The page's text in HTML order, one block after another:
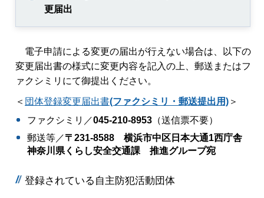
更届出
電子申請による変更の届出が行えない場合は、以下の
変更届出書の様式に変更内容を記入の上、郵送またはフ
ァクシミリにて御提出ください。
＜ 団体登録変更届出書(ファクシミリ・郵送提出用) ＞
ファクシミリ／045-210-8953 （送信票不要）
郵送等／〒231-8588 横浜市中区日本大通1西庁舎
神奈川県くらし安全交通課 推進グループ宛
登録されている自主防犯活動団体